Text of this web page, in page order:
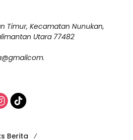
Timur, Kecamatan Nunukan,
Utara 77482
.
Berita